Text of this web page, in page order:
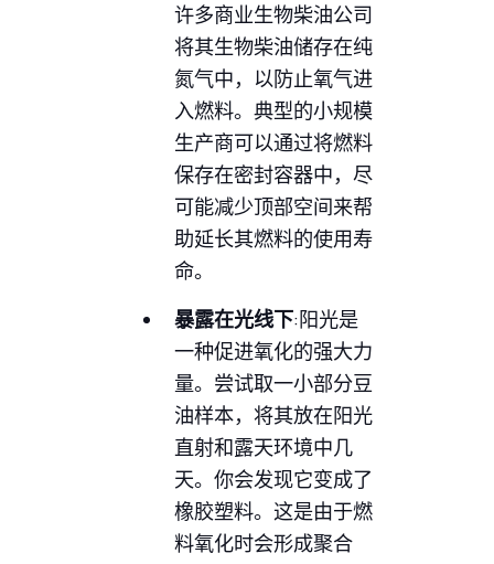
许多商业生物柴油公司
将其生物柴油储存在纯
氮气中，以防止氧气进
入燃料。典型的小规模
生产商可以通过将燃料
保存在密封容器中，尽
可能减少顶部空间来帮
助延长其燃料的使用寿
命。
暴露在光线下:阳光是
一种促进氧化的强大力
量。尝试取一小部分豆
油样本，将其放在阳光
直射和露天环境中几
天。你会发现它变成了
橡胶塑料。这是由于燃
料氧化时会形成聚合